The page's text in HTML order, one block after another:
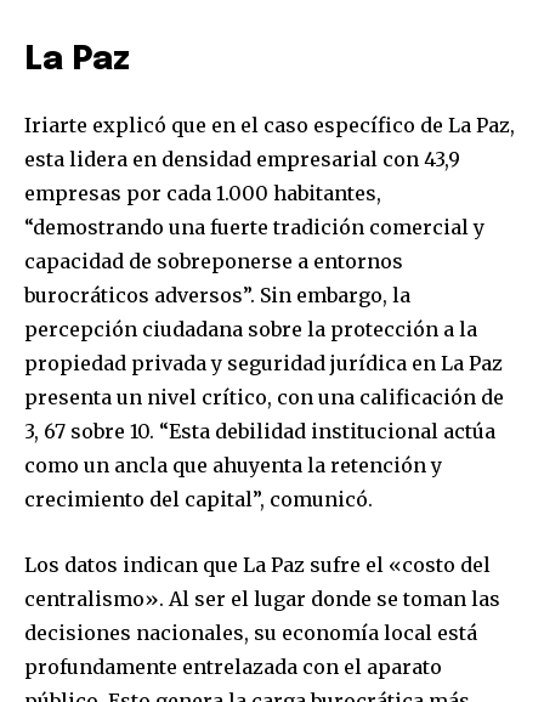
La Paz
Iriarte explicó que en el caso específico de La Paz,
esta lidera en densidad empresarial con 43,9
empresas por cada 1.000 habitantes,
“demostrando una fuerte tradición comercial y
capacidad de sobreponerse a entornos
burocráticos adversos”. Sin embargo, la
percepción ciudadana sobre la protección a la
propiedad privada y seguridad jurídica en La Paz
presenta un nivel crítico, con una calificación de
3, 67 sobre 10. “Esta debilidad institucional actúa
como un ancla que ahuyenta la retención y
crecimiento del capital”, comunicó.
Los datos indican que La Paz sufre el «costo del
centralismo». Al ser el lugar donde se toman las
decisiones nacionales, su economía local está
profundamente entrelazada con el aparato